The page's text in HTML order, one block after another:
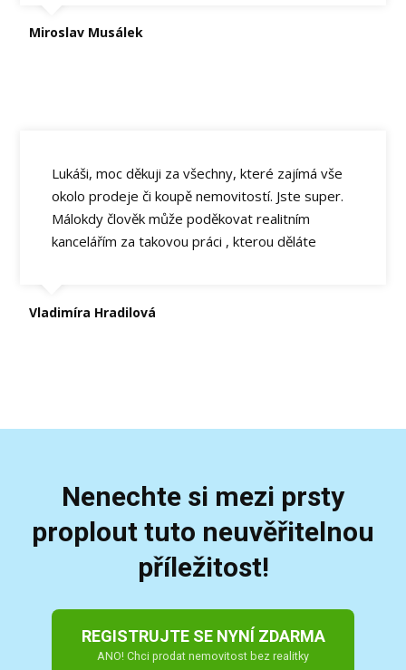
Miroslav Musálek
Lukáši, moc děkuji za všechny, které zajímá vše
okolo prodeje či koupě nemovitostí. Jste super.
Málokdy člověk může poděkovat realitním
kancelářím za takovou práci , kterou děláte
Vladimíra Hradilová
Nenechte si mezi prsty
proplout tuto neuvěřitelnou
příležitost!
REGISTRUJTE SE NYNÍ ZDARMA
ANO! Chci prodat nemovitost bez realitky